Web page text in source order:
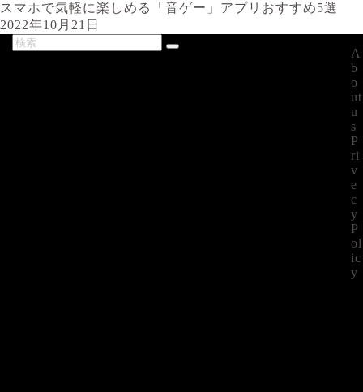
スマホで気軽に楽しめる「音ゲー」アプリおすすめ5選
2022年10月21日
A
b
o
ut
u
s
P
ri
v
e
c
y
P
ol
ic
y